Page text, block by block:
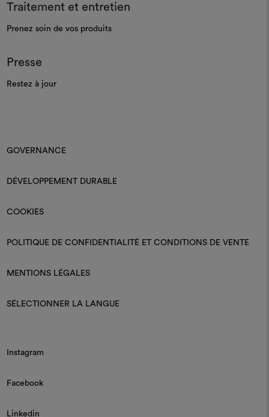
Traitement et entretien
Prenez soin de vos produits
Presse
Restez à jour
GOVERNANCE
DÉVELOPPEMENT DURABLE
COOKIES
POLITIQUE DE CONFIDENTIALITÉ ET CONDITIONS DE VENTE
MENTIONS LÉGALES
SÉLECTIONNER LA LANGUE
Instagram
Facebook
Linkedin